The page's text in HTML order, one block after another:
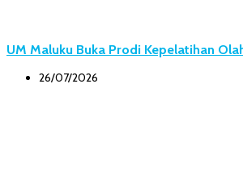
UM Maluku Buka Prodi Kepelatihan
26/07/2026